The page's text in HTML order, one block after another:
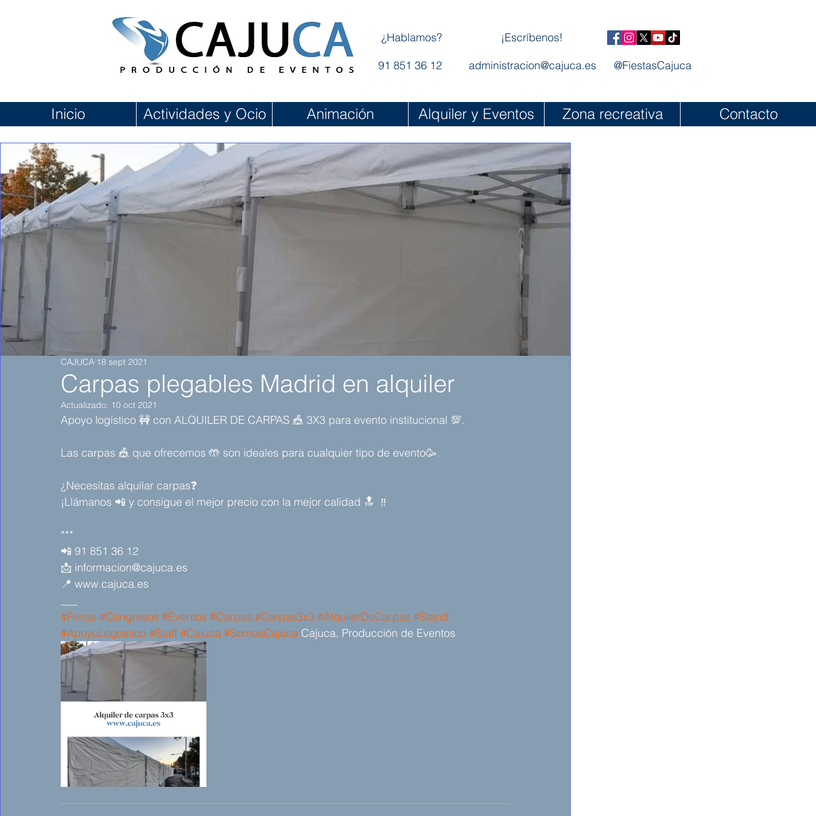
¿Hablamos?
91 851 36 12
¡Escríbenos!
administracion@cajuca.es
@FiestasCajuca
Inicio Actividades y Ocio Animación Alquiler y Eventos Zona recreativa Contacto
Carpas plegables Madrid en alquiler
CAJUCA 18 sept 2021
Actualizado: 10 oct 2021
Apoyo logístico 🚧 con ALQUILER DE CARPAS 🎪 3X3 para evento institucional 💯.
Las carpas 🎪 que ofrecemos 🤲 son ideales para cualquier tipo de evento🥳.
¿Necesitas alquilar carpas❓
¡Llámanos 📲 y consigue el mejor precio con la mejor calidad 🔝  ‼️
***
📲 91 851 36 12
📩 informacion@cajuca.es
📍 www.cajuca.es
#Ferias #Congresos #Eventos #Carpas #Carpas3x3 #AlquilerDeCarpas #Stand
#ApoyoLogostico #Staff #Cajuca #SomosCajuca Cajuca, Producción de Eventos